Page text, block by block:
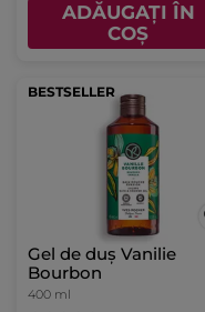
ADĂUGAȚI ÎN
COȘ
BESTSELLER
Gel de duș Vanilie
Bourbon
400 ml